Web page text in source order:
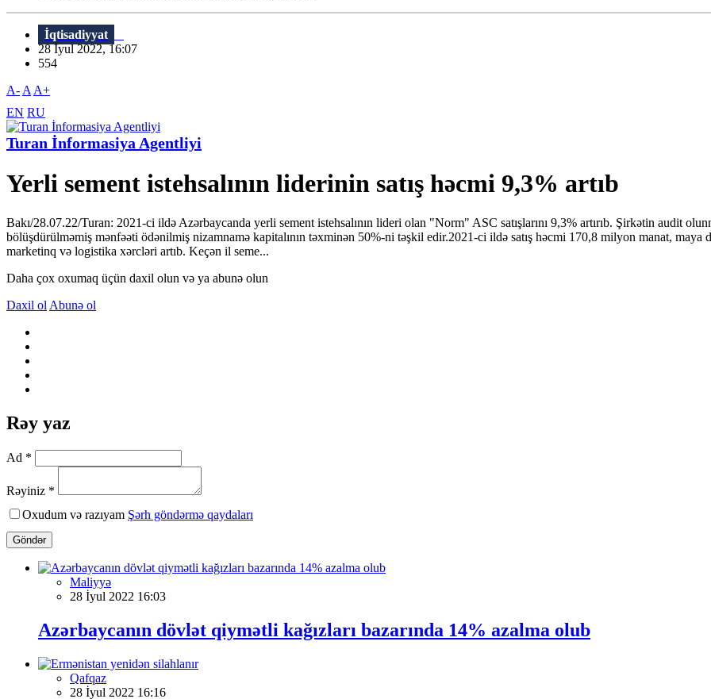
İqtisadiyyat
28 İyul 2022, 16:07
554
A- A A+
EN RU
Turan İnformasiya Agentliyi
Yerli sement istehsalının liderinin satış həcmi 9,3% artıb
Bakı/28.07.22/Turan: 2021-ci ildə Azərbaycanda yerli sement istehsalının lideri olan "Norm" ASC satışlarını 9,3% artırıb. Şirkətin audit
bölüşdürülməmiş mənfəəti ödənilmiş nizamnamə kapitalının təxminən 50%-ni təşkil edir.2021-ci ildə satış həcmi 170,8 milyon manat,
marketinq və logistika xərcləri artıb. Keçən il seme...
Daha çox oxumaq üçün daxil olun və ya abunə olun
Daxil ol Abunə ol
Rəy yaz
Ad *
Rəyiniz *
Oxudum və razıyam Şərh göndərmə qaydaları
Göndər
Maliyyə
28 İyul 2022 16:03
Azərbaycanın dövlət qiymətli kağızları bazarında 14% azalma olub
Qafqaz
28 İyul 2022 16:16